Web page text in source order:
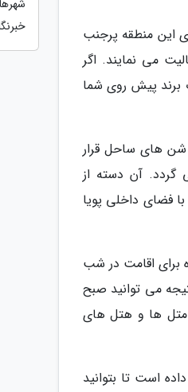
این منطقه پرجنب
می نمایند. اگر
برند پیش روی شما
شن های ساحل قرار
گردد. آن دسته از
فضای داخلی پویا
برای اقامت در شب
برسانید و در نتیجه می توانید صبح
متل ها و هتل های
است تا بتوانید